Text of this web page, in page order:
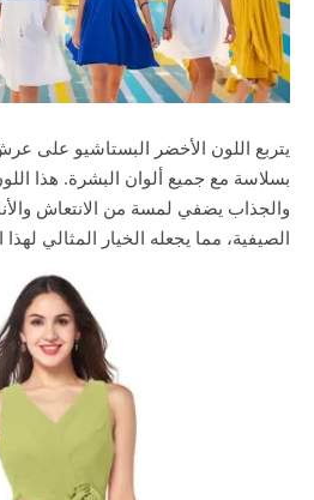
يتربع اللون الأخضر البستاشيو على
بسلاسة مع جميع ألوان البشرة. هذا
والجذاب يضفي لمسة من الانتعاش
الصيفية، مما يجعله الخيار المثالي